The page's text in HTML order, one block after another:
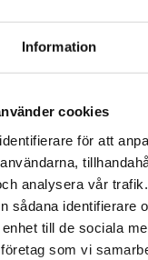
Information
cookies
för att
analysera vår
sådana identifierare
till de sociala
som vi
och
tillhandahålls av
att detta
service och att vi
och
Search,